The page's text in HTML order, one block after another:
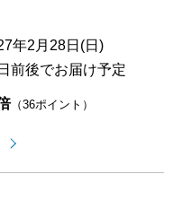
年2月28日(日)
前後でお届け予定
（36ポイント）
カードのご利用でたまるポイ